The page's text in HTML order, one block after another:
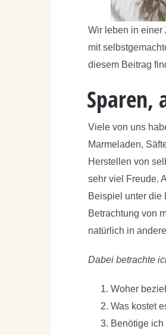
Wir leben in einer
mit
diesem Beitrag
Sparen,
Viele von uns
Marmeladen,
Herstellen von
sehr viel Freude.
Beispiel unter die
Betrachtung von
natürlich in
Dabei betrachte
Woher
Was kostet
Benötige